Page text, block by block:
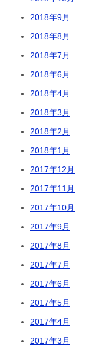
2018年9月
2018年8月
2018年7月
2018年6月
2018年4月
2018年3月
2018年2月
2018年1月
2017年12月
2017年11月
2017年10月
2017年9月
2017年8月
2017年7月
2017年6月
2017年5月
2017年4月
2017年3月